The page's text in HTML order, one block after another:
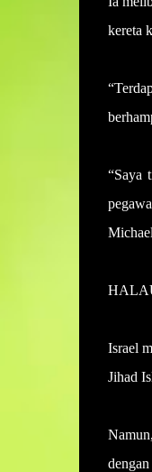
kereta
“Saya
Israel
Jihad